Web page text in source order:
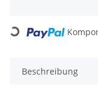
Loading...
Beschreibung